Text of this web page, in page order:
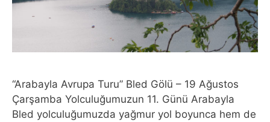
“Arabayla Avrupa Turu” Bled Gölü – 19 Ağustos
Çarşamba Yolculuğumuzun 11. Günü Arabayla
Bled yolculuğumuzda yağmur yol boyunca hem de